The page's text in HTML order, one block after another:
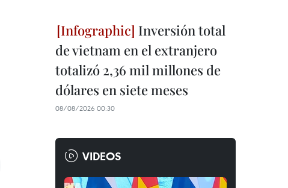
Inversión total
de vietnam en el extranjero
totalizó 2,36 mil millones de
dólares en siete meses
08/08/2026 00:30
VIDEOS